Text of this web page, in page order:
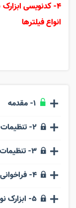
4- کدنویسی
انواع فیلترها
1- مقدمه
2- تنظیمات پشتیبانی قالب از ابزارک ها
3- تنظیمات ساید بار ( sidebar )
4- فراخوانی ابزارک ها در قالب وردپرسی
5- ابزارک نویسی ( قسمت 1)